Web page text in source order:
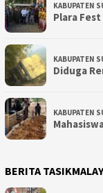
KABUPATEN
Plara
KABUPATEN
Diduga
KABUPATEN
BERITA